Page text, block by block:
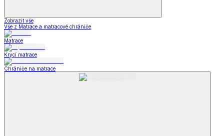
Zobrazit vše
Vše z Matrace a matracové chrániče
Matrace
Krycí matrace
Chrániče na matrace